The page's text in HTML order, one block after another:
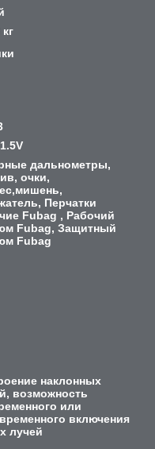
дальнометры,
очки,
Перчатки
Fubag , Рабочий
Fubag, Защитный
Fubag
наклонных
возможность
или
включения
лучей